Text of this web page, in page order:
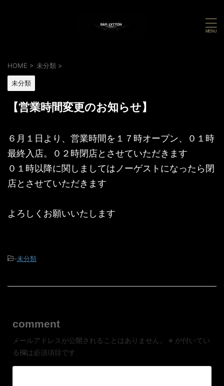
HOME > 未分類 >
未分類
【営業時間変更のお知らせ】
６月１日より、営業時間を１７時オープン、０１時
最終入店。０２時閉店とさせていただきます
０１時以降に関しましてはノーゲストになったら閉
店とさせていただきます
よろしくお願いいたします
-未分類
comment
メールアドレスが公開されることはありません。 ※ が付いてい
る欄は必須項目です